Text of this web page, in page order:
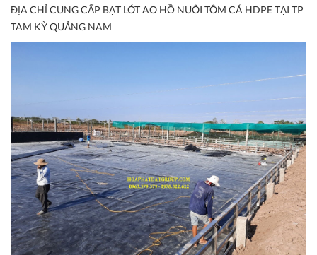
ĐỊA CHỈ CUNG CẤP BẠT LÓT AO HỒ NUÔI TÔM CÁ HDPE TẠI TP
TAM KỲ QUẢNG NAM